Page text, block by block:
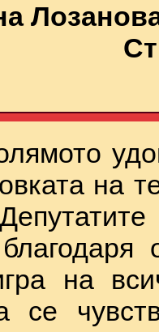
на
на
се